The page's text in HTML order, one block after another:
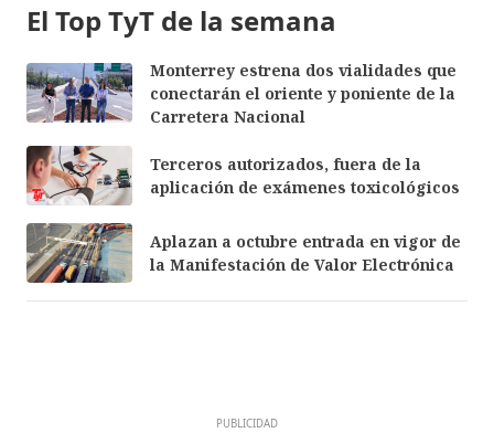
El Top TyT de la semana
Monterrey estrena dos vialidades que
conectarán el oriente y poniente de la
Carretera Nacional
Terceros autorizados, fuera de la
aplicación de exámenes toxicológicos
Aplazan a octubre entrada en vigor de
la Manifestación de Valor Electrónica
PUBLICIDAD